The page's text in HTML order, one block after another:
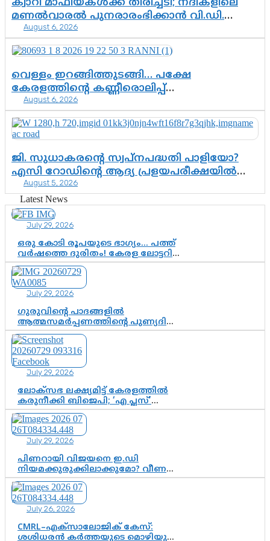
ക്വാറി മാഫിയകൾക്ക് തിരിച്ചടി; നദികളിലെ
മണൽവാരൽ പുനരാരംഭിക്കാൻ വി.ഡി.
സർക്കാർ തീരുമാനം
August 6, 2026
വെള്ളം ഇറങ്ങിത്തുടങ്ങി… പക്ഷേ
കേരളത്തിന്റെ കണ്ണീരൊലിപ്പ്
എന്നവസാനിക്കും?
August 6, 2026
ജി. സുധാകരന്റെ സ്വപ്നപദ്ധതി പാളിയോ?
എസി റോഡിന്റെ ആദ്യ പ്രളയപരീക്ഷയിൽ
ഉയരുന്നത് ഗുരുതര ചോദ്യങ്ങൾ
August 5, 2026
Latest News
July 29, 2026
ഒരു കോടി രൂപയുടെ ഭാഗ്യം… പത്ത്
വർഷത്തെ ദുരിതം! കേരള ലോട്ടറി
സംവിധാനത്തെ ചോദ്യം ചെയ്ത്
കോയയുടെ പോരാട്ടം
July 29, 2026
ഗുരുവിന്റെ പാദങ്ങളിൽ
ആത്മസമർപ്പണത്തിന്റെ പുണ്യദിനം;
മാതാ അമൃതാനന്ദമയി മഠത്തിൽ
ഭക്തിസാന്ദ്രമായി ഗുരുപൂർണിമ
ആഘോഷം
July 29, 2026
ലോക്സഭ ലക്ഷ്യമിട്ട് കേരളത്തിൽ
കരുനീക്കി ബിജെപി; ‘എ പ്ലസ്’
മണ്ഡലങ്ങളിൽ പ്രമുഖരെ ഇറക്കി
കേന്ദ്രനേതൃത്വം, തിരുവനന്തപുരത്ത്
രാജീവ് ചന്ദ്രശേഖർ, ആറ്റിങ്ങലിൽ
കെ. സുരേന്ദ്രൻ; ആലപ്പുഴയിൽ
ശോഭാ സുരേന്ദ്രൻ..
July 29, 2026
പിണറായി വിജയനെ ഇ.ഡി
നിയമക്കുരുക്കിലാക്കുമോ? വീണ
വിജയൻ മാപ്പുസാക്ഷിയാകുമോ?
കർത്തയുടെ മൊഴി നിർണായക
വഴിത്തിരിവാകുമോ?
July 26, 2026
CMRL–എക്‌സാലോജിക് കേസ്:
ശശിധരൻ കർത്തയുടെ മൊഴിയുടെ